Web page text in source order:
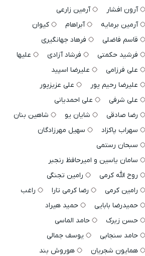
آرون افشار
آرمین زارعی
آرمین برمایه
آبراهام
کیوان
قاسم فاضلی
فرهاد جهانگیری
فرشید حکمتی
فرشاد آزادی
علیها
علی فرزامی
علیرضا اسپید
علیرضا رحیم پور
علی عزیزپور
علی شرفی
علی احمدیانی
رضا صادقی
شایان یو
شاهین بنان
سهراب پاکزاد
سهیل مهرزادگان
سبحان رستمی
سامان یاسین و امیرحافظ رنجبر
روح الله کرمی
رامین تجنگی
رامین کرمی
رضا کرمی تارا
راغب
حمیدرضا بابایی
حمید هیراد
حسن زیرک
حامد الماسی
حامد سنجابی
یوسف جمالی
همایون شجریان
هوروش بند